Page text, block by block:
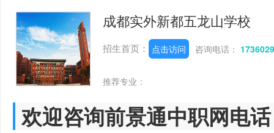
成都实外新都五龙山学校
招生首页： 点击访问 咨询电话：
推荐专业：
欢迎咨询前景通中职网电